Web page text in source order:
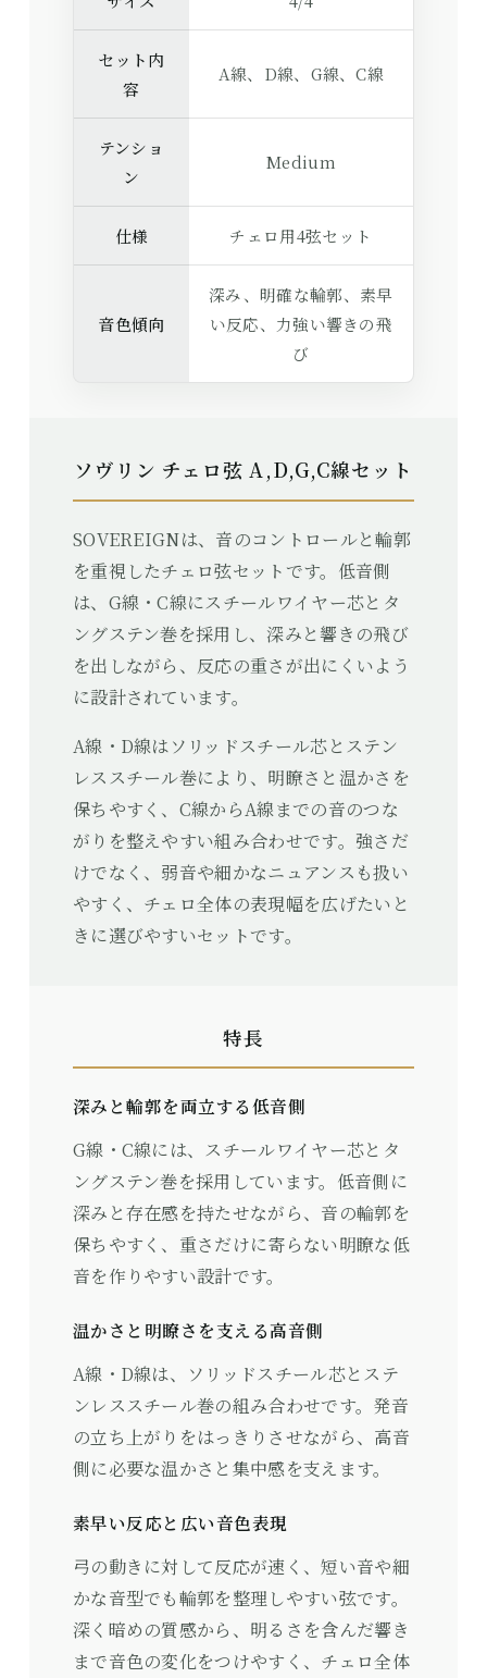
セット内
容
A線、D線、G線、C線
テンショ
ン
Medium
仕様 チェロ用4弦セット
音色傾向
深み、明確な輪郭、素早
い反応、力強い響きの飛
び
ソヴリン チェロ弦 A,D,G,C線セット
SOVEREIGNは、音のコントロールと輪郭
を重視したチェロ弦セットです。低音側
は、G線・C線にスチールワイヤー芯とタ
ングステン巻を採用し、深みと響きの飛び
を出しながら、反応の重さが出にくいよう
に設計されています。
A線・D線はソリッドスチール芯とステン
レススチール巻により、明瞭さと温かさを
保ちやすく、C線からA線までの音のつな
がりを整えやすい組み合わせです。強さだ
けでなく、弱音や細かなニュアンスも扱い
やすく、チェロ全体の表現幅を広げたいと
きに選びやすいセットです。
特長
深みと輪郭を両立する低音側
G線・C線には、スチールワイヤー芯とタ
ングステン巻を採用しています。低音側に
深みと存在感を持たせながら、音の輪郭を
保ちやすく、重さだけに寄らない明瞭な低
音を作りやすい設計です。
温かさと明瞭さを支える高音側
A線・D線は、ソリッドスチール芯とステ
ンレススチール巻の組み合わせです。発音
の立ち上がりをはっきりさせながら、高音
側に必要な温かさと集中感を支えます。
素早い反応と広い音色表現
弓の動きに対して反応が速く、短い音や細
かな音型でも輪郭を整理しやすい弦です。
深く暗めの質感から、明るさを含んだ響き
まで音色の変化をつけやすく、チェロ全体